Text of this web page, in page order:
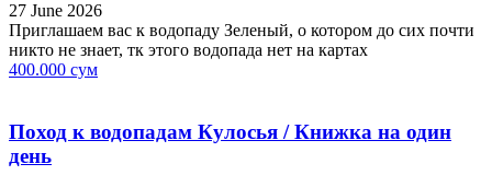
27 June 2026
Приглашаем вас к водопаду Зеленый, о котором до сих почти
никто не знает, тк этого водопада нет на картах
400.000 сум
Поход к водопадам Кулосья / Книжка на один
день